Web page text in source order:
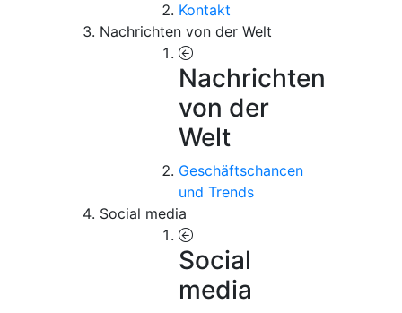
Kontakt
Nachrichten von der Welt
Nachrichten
von der
Welt
Geschäftschancen
und Trends
Social media
Social
media